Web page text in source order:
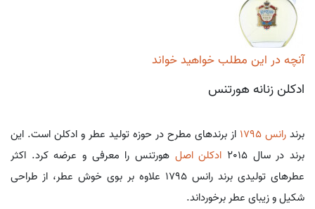
آنچه در این مطلب خواهید خواند
ادکلن زنانه هورتنس
برند رانس 1795
از برندهای مطرح در حوزه تولید عطر و ادکلن است. این
برند در سال 2015
ادکلن اصل هورتنس را معرفی و عرضه کرد. اکثر
عطرهای تولیدی برند رانس 1795 علاوه بر بوی خوش عطر، از طراحی
شکیل و زیبای عطر برخورداند.